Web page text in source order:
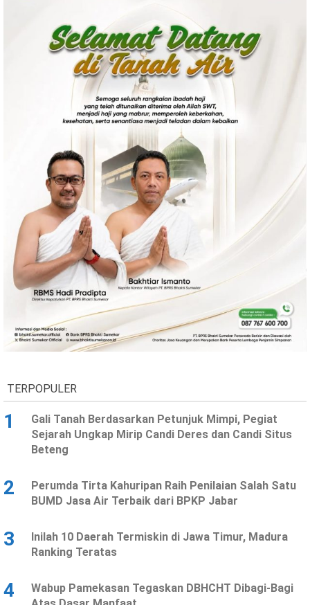
TERPOPULER
1
Gali Tanah Berdasarkan Petunjuk Mimpi, Pegiat
Sejarah Ungkap Mirip Candi Deres dan Candi Situs
Beteng
2
Perumda Tirta Kahuripan Raih Penilaian Salah Satu
BUMD Jasa Air Terbaik dari BPKP Jabar
3
Inilah 10 Daerah Termiskin di Jawa Timur, Madura
Ranking Teratas
4
Wabup Pamekasan Tegaskan DBHCHT Dibagi-Bagi